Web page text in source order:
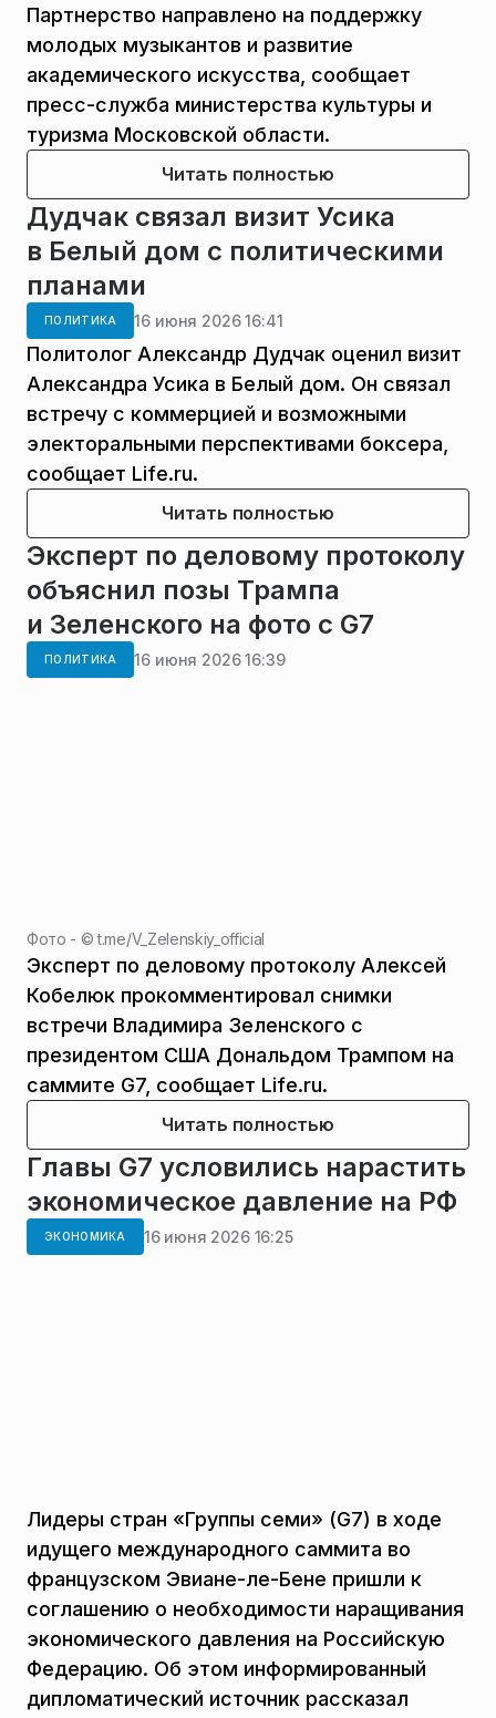
Партнерство направлено на поддержку
молодых музыкантов и развитие
академического искусства, сообщает
пресс-служба министерства культуры и
туризма Московской области.
Читать полностью
Дудчак связал визит Усика
в Белый дом с политическими
планами
ПОЛИТИКА 16 июня 2026 16:41
Политолог Александр Дудчак оценил визит
Александра Усика в Белый дом. Он связал
встречу с коммерцией и возможными
электоральными перспективами боксера,
сообщает Life.ru.
Читать полностью
Эксперт по деловому протоколу
объяснил позы Трампа
и Зеленского на фото с G7
ПОЛИТИКА 16 июня 2026 16:39
Фото - ©t.me/V_Zelenskiy_official
Эксперт по деловому протоколу Алексей
Кобелюк прокомментировал снимки
встречи Владимира Зеленского с
президентом США Дональдом Трампом на
саммите G7, сообщает Life.ru.
Читать полностью
Главы G7 условились нарастить
экономическое давление на РФ
ЭКОНОМИКА 16 июня 2026 16:25
Лидеры стран «Группы семи» (G7) в ходе
идущего международного саммита во
французском Эвиане-ле-Бене пришли к
соглашению о необходимости наращивания
экономического давления на Российскую
Федерацию. Об этом информированный
дипломатический источник рассказал